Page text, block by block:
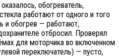
обогреватель,
работают от одного и того
и обогрев — работают,
отбросил. Проверял
для моторчика во включенном
переключатель) — пусто,